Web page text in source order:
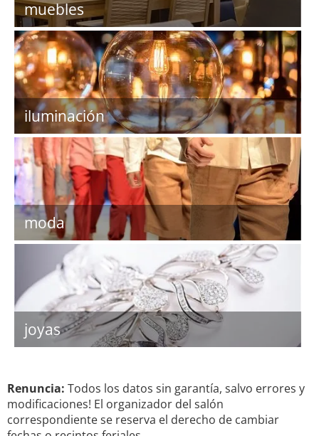
muebles
iluminación
moda
joyas
Renuncia: Todos los datos sin garantía, salvo errores y
modificaciones! El organizador del salón
correspondiente se reserva el derecho de cambiar